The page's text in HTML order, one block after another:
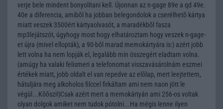
verje bele mindent bonyolítani kell. Újonnan az n-gage 89e a qd 49e.
40e a diferencia, amibõl ha jobban belegondolok a cserélhetõ kártya
miatt veszek 3500ért kártyaolvasót, a maradékbõl fasza
mp3lejátszót, úgyhogy most hogy elhatároztam hogy veszek n-gage-
et újra (mivel ellopták), a 90-bõl marad memokártyára is:) azért jobb
lett volna ha nem lopják el, legalább min összegért eladtam volna.
(amúgy ha valaki felismeri a telefonomat visszavásárolnám eszmei
értékek miatt, jobb oldalt el van repedve az elõlap, mert leejtettem,
hátuljára meg alkoholos filccel firkáltam ami nem naon jött le
végül...Kõõszi!)Csak azért mert a memokártyán ami 256-os voltak
olyan dolgok amiket nem tudok pótolni...Ha mégis lenne ilyen